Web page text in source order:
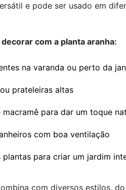
e pode ser usado em
com a planta aranha:
na varanda ou perto da
prateleiras altas
macramê para dar um toque
com boa ventilação
para criar um jardim
com diversos estilos,